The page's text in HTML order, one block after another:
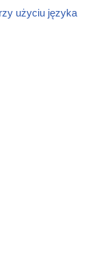
użyciu języka